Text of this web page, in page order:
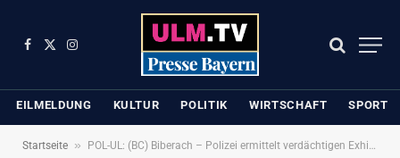
Facebook
X
Instagram
EILMELDUNG KULTUR POLITIK WIRTSCHAFT SPORT
Startseite » POL-UL: (BC) Biberach – Polizei ermittelt verdächtigen Exhibitionisten / Am Samstag soll in Biberach ein Mann vor Kindern auf einem Spielplatz masturbiert haben.